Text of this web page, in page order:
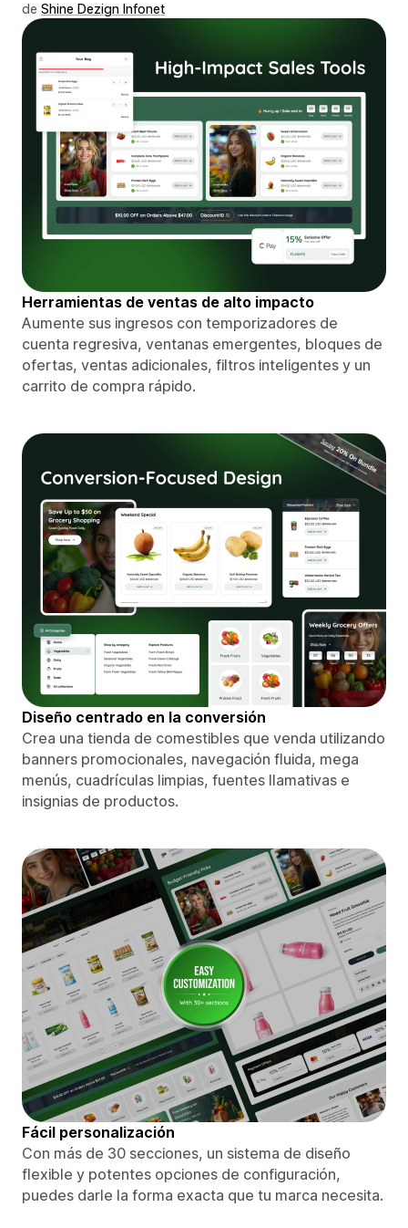
de Shine Dezign Infonet
Herramientas de ventas de alto impacto
Aumente sus ingresos con temporizadores de
cuenta regresiva, ventanas emergentes, bloques de
ofertas, ventas adicionales, filtros inteligentes y un
carrito de compra rápido.
Diseño centrado en la conversión
Crea una tienda de comestibles que venda utilizando
banners promocionales, navegación fluida, mega
menús, cuadrículas limpias, fuentes llamativas e
insignias de productos.
Fácil personalización
Con más de 30 secciones, un sistema de diseño
flexible y potentes opciones de configuración,
puedes darle la forma exacta que tu marca necesita.